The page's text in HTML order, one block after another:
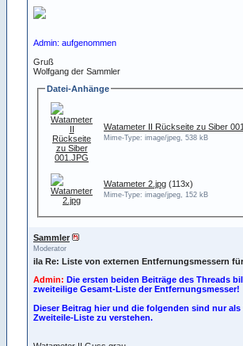
Admin: aufgenommen
Gruß
Wolfgang der Sammler
Datei-Anhänge
Watameter II Rückseite zu Siber
Mime-Type: image/jpeg, 538 kB
Watameter 2.jpg (113x)
Mime-Type: image/jpeg, 152 kB
Sammler
Moderator
iIa Re: Liste von externen Entfernungsmessern
Admin: Die ersten beiden Beiträge des Threads
zweiteilige Gesamt-Liste der Entfernungsmesser!
Dieser Beitrag hier und die folgenden sind nur
Zweiteile-Liste zu verstehen.